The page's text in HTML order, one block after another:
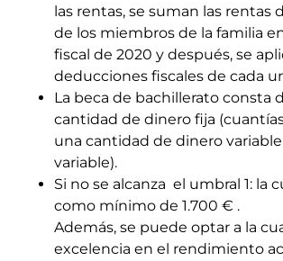
las rentas, se suman las rentas
de los miembros de la familia
fiscal de 2020 y después, se
deducciones fiscales de cada
La beca de bachillerato consta
cantidad de dinero fija
una cantidad de dinero
variable).
Si no se alcanza el umbral 1: la
como mínimo de 1.700 € .
Además, se puede optar a la
excelencia en el rendimiento